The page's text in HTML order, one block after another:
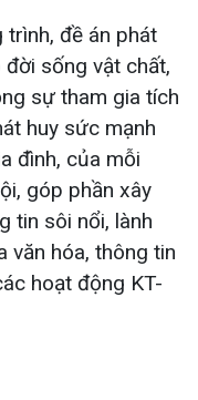
đề án phát
sống vật chất,
sự tham gia tích
huy sức mạnh
đình, của mỗi
góp phần xây
tin sôi nổi, lành
văn hóa, thông tin
hoạt động KT-